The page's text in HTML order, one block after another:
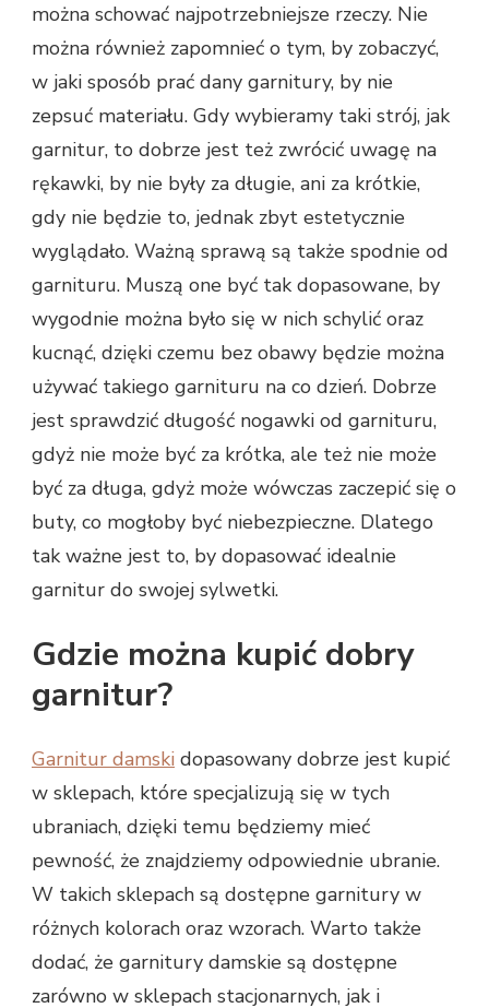
można schować najpotrzebniejsze rzeczy. Nie
można również zapomnieć o tym, by zobaczyć,
w jaki sposób prać dany garnitury, by nie
zepsuć materiału. Gdy wybieramy taki strój, jak
garnitur, to dobrze jest też zwrócić uwagę na
rękawki, by nie były za długie, ani za krótkie,
gdy nie będzie to, jednak zbyt estetycznie
wyglądało. Ważną sprawą są także spodnie od
garnituru. Muszą one być tak dopasowane, by
wygodnie można było się w nich schylić oraz
kucnąć, dzięki czemu bez obawy będzie można
używać takiego garnituru na co dzień. Dobrze
jest sprawdzić długość nogawki od garnituru,
gdyż nie może być za krótka, ale też nie może
być za długa, gdyż może wówczas zaczepić się o
buty, co mogłoby być niebezpieczne. Dlatego
tak ważne jest to, by dopasować idealnie
garnitur do swojej sylwetki.
Gdzie można kupić dobry
garnitur?
Garnitur damski dopasowany dobrze jest kupić
w sklepach, które specjalizują się w tych
ubraniach, dzięki temu będziemy mieć
pewność, że znajdziemy odpowiednie ubranie.
W takich sklepach są dostępne garnitury w
różnych kolorach oraz wzorach. Warto także
dodać, że garnitury damskie są dostępne
zarówno w sklepach stacjonarnych, jak i